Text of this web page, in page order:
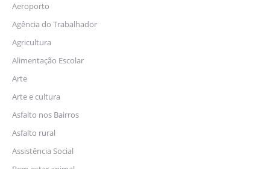
Aeroporto
Agência do Trabalhador
Agricultura
Alimentação Escolar
Arte
Arte e cultura
Asfalto nos Bairros
Asfalto rural
Assistência Social